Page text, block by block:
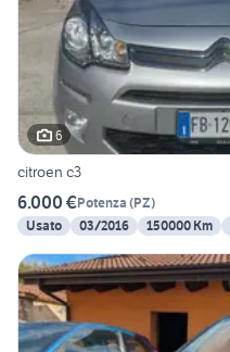
6
citroen c3
6.000 €Potenza (PZ)
Usato
03/2016 150000 Km